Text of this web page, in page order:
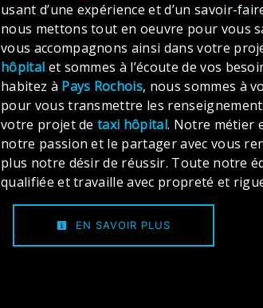
usant d’une expérience et d’un savoir-
nous mettons tout en oeuvre pour vous
vous accompagnons ainsi dans votre
hôpital et sommes à l’écoute de vos
habitez à Pays Rochois, nous sommes à
pour vous transmettre les
votre projet detaxi hôpital. Notre métier
notre passion et le partager avec vous
plus notre désir de réussir. Toute notre
qualifiée et travaille avec propreté et
EN SAVOIR PLUS